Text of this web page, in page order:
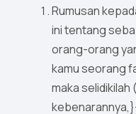
Rumusan
ini tentang
orang-orang
kamu seorang
maka